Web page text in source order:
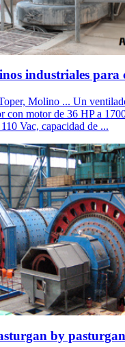
industriales para
Molino ... Un
con motor de 36 HP a
Vac, capacidad de ...
by